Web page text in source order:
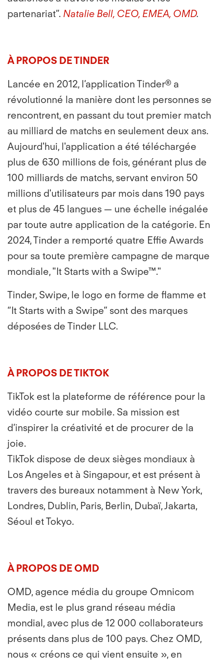
partenariat”. Natalie Bell, CEO, EMEA, OMD.
À PROPOS DE TINDER
Lancée en 2012, l’application Tinder® a
révolutionné la manière dont les personnes se
rencontrent, en passant du tout premier match
au milliard de matchs en seulement deux ans.
Aujourd'hui, l'application a été téléchargée
plus de 630 millions de fois, générant plus de
100 milliards de matchs, servant environ 50
millions d'utilisateurs par mois dans 190 pays
et plus de 45 langues — une échelle inégalée
par toute autre application de la catégorie. En
2024, Tinder a remporté quatre Effie Awards
pour sa toute première campagne de marque
mondiale, "It Starts with a Swipe™."
Tinder, Swipe, le logo en forme de flamme et
“It Starts with a Swipe” sont des marques
déposées de Tinder LLC.
À PROPOS DE TIKTOK
TikTok est la plateforme de référence pour la
vidéo courte sur mobile. Sa mission est
d’inspirer la créativité et de procurer de la
joie.
TikTok dispose de deux sièges mondiaux à
Los Angeles et à Singapour, et est présent à
travers des bureaux notamment à New York,
Londres, Dublin, Paris, Berlin, Dubaï, Jakarta,
Séoul et Tokyo.
À PROPOS DE OMD
OMD, agence média du groupe Omnicom
Media, est le plus grand réseau média
mondial, avec plus de 12 000 collaborateurs
présents dans plus de 100 pays. Chez OMD,
nous « créons ce qui vient ensuite », en